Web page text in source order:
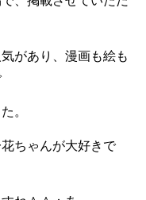
があり、漫画も絵も
。
ちゃんが大好きで